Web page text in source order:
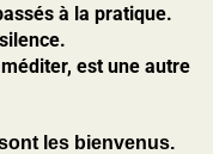
à la pratique.
est une autre
les bienvenus.